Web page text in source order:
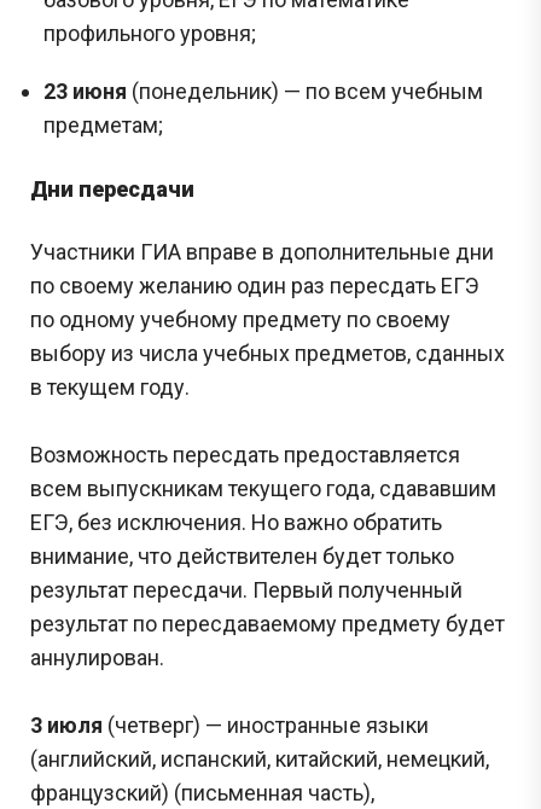
профильного уровня;
23 июня (понедельник) — по всем учебным
предметам;
Дни пересдачи
Участники ГИА вправе в дополнительные дни
по своему желанию один раз пересдать ЕГЭ
по одному учебному предмету по своему
выбору из числа учебных предметов, сданных
в текущем году.
Возможность пересдать предоставляется
всем выпускникам текущего года, сдававшим
ЕГЭ, без исключения. Но важно обратить
внимание, что действителен будет только
результат пересдачи. Первый полученный
результат по пересдаваемому предмету будет
аннулирован.
3 июля (четверг) — иностранные языки
(английский, испанский, китайский, немецкий,
французский) (письменная часть),